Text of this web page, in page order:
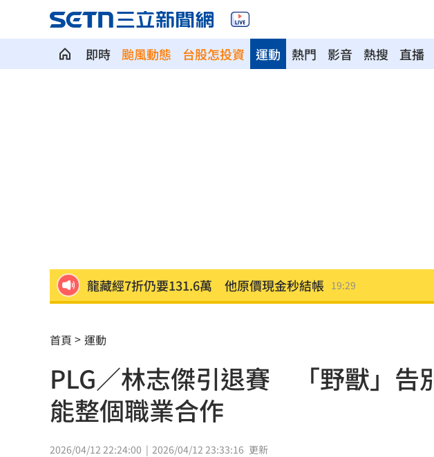
即時 颱風動態 台股怎投資 熱門 影音 熱搜 直播
運動
龍藏經7折仍要131.6萬 他原價現金秒結帳 19:29
外野僅是短暫快樂 餅總曝張皓崴終極目標
想靠正二翻本？ 達人教戰槓反ETF心法 19:12
男同事追求不成跟騷偷拍 女師控校方霸凌
演習硬上路還無照！鳳山女慘收10萬單
首頁 運動
PLG／林志傑引退賽 「野獸」告
能整個職業合作
2026/04/12 22:24:00 2026/04/12 23:33:16 更新